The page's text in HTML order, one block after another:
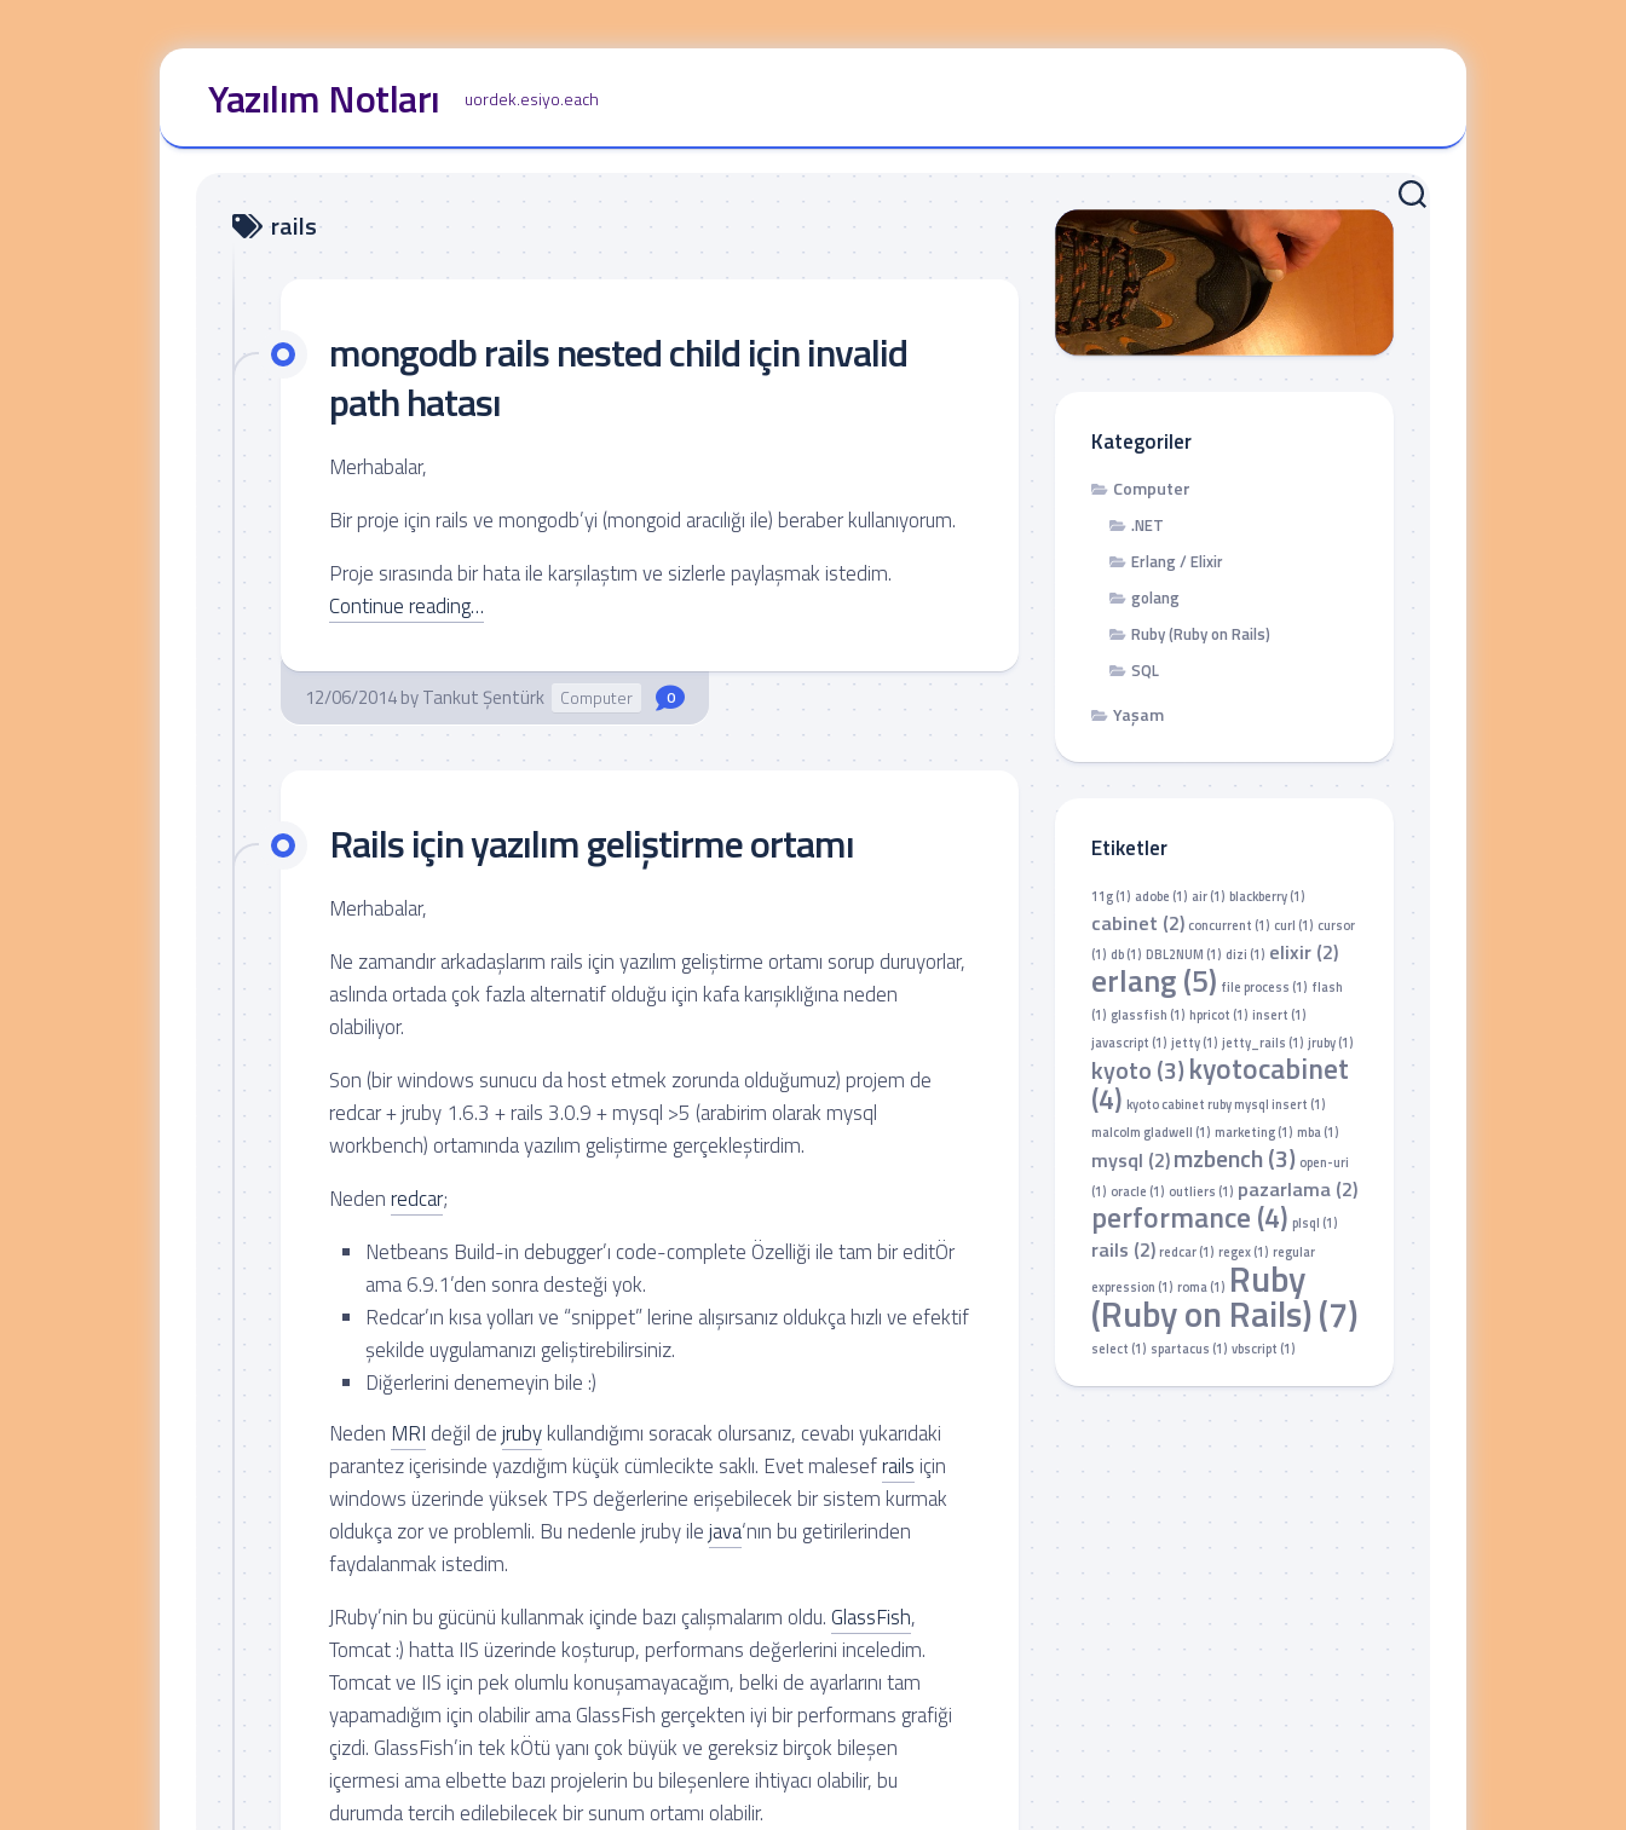
Yazılım Notları uordek.esiyo.each
rails
mongodb rails nested child için invalid
path hatası
Merhabalar,
Bir proje için rails ve mongodb’yi (mongoid aracılığı ile) beraber kullanıyorum.
Proje sırasında bir hata ile karşılaştım ve sizlerle paylaşmak istedim.
Continue reading…
12/06/2014byTankut Şentürk Computer 0
Rails için yazılım geliştirme ortamı
Merhabalar,
Ne zamandır arkadaşlarım rails için yazılım geliştirme ortamı sorup duruyorlar,
aslında ortada çok fazla alternatif olduğu için kafa karışıklığına neden
olabiliyor.
Son (bir windows sunucu da host etmek zorunda olduğumuz) projem de
redcar + jruby 1.6.3 + rails 3.0.9 + mysql >5 (arabirim olarak mysql
workbench) ortamında yazılım geliştirme gerçekleştirdim.
Nedenredcar;
Netbeans Build-in debugger’ı code-complete Özelliği ile tam bir editÖr
ama 6.9.1’den sonra desteği yok.
Redcar’ın kısa yolları ve “snippet” lerine alışırsanız oldukça hızlı ve efektif
şekilde uygulamanızı geliştirebilirsiniz.
Diğerlerini denemeyin bile :)
Neden MRI değil dejrubykullandığımı soracak olursanız, cevabı yukarıdaki
parantez içerisinde yazdığım küçük cümlecikte saklı. Evet malesefrails için
windows üzerinde yüksek TPS değerlerine erişebilecek bir sistem kurmak
oldukça zor ve problemli. Bu nedenle jruby ilejava‘nın bu getirilerinden
faydalanmak istedim.
JRuby’nin bu gücünü kullanmak içinde bazı çalışmalarım oldu. GlassFish,
Tomcat :) hatta IIS üzerinde koşturup, performans değerlerini inceledim.
Tomcat ve IIS için pek olumlu konuşamayacağım, belki de ayarlarını tam
yapamadığım için olabilir ama GlassFish gerçekten iyi bir performans grafiği
çizdi. GlassFish’in tek kÖtü yanı çok büyük ve gereksiz birçok bileşen
içermesi ama elbette bazı projelerin bu bileşenlere ihtiyacı olabilir, bu
durumda tercih edilebilecek bir sunum ortamı olabilir.
Kategoriler
Computer
.NET
Erlang / Elixir
golang
Ruby (Ruby on Rails)
SQL
Yaşam
Etiketler
11g(1) adobe (1) air(1) blackberry(1)
cabinet (2) concurrent (1) curl (1) cursor
(1) db(1) DBL2NUM (1) dizi (1) elixir (2)
erlang(5) file process (1) flash
(1) glassfish (1) hpricot (1) insert (1)
javascript (1) jetty(1) jetty_rails (1) jruby(1)
kyoto(3)kyotocabinet
(4) kyoto cabinet ruby mysql insert (1)
malcolm gladwell (1) marketing(1) mba(1)
mysql (2)mzbench(3) open-uri
(1) oracle (1) outliers (1) pazarlama (2)
performance (4) plsql (1)
rails (2)redcar(1) regex(1) regular
expression (1) roma(1) Ruby
(Ruby on Rails)(7)
select (1) spartacus (1) vbscript (1)